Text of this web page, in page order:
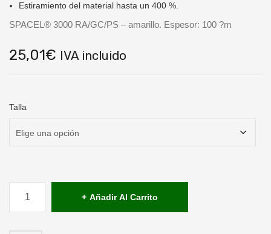
Estiramiento del material hasta un 400 %.
SPACEL® 3000 RA/GC/PS – amarillo. Espesor: 100 ?m
25,01€ IVA incluido
Talla
Añadir Al Carrito